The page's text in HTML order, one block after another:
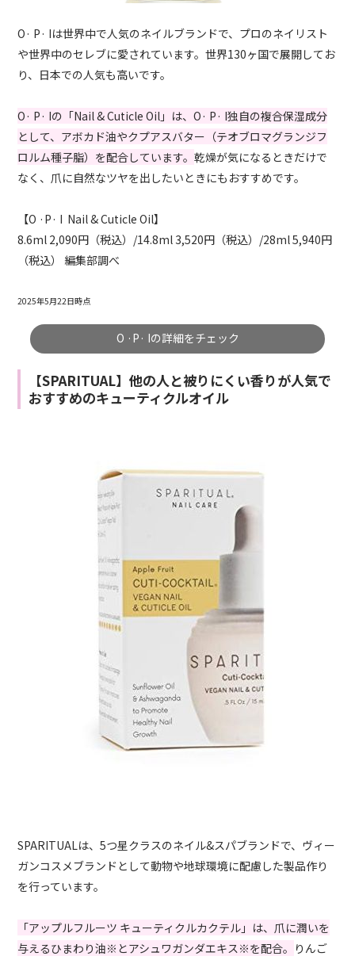
O· P· Iは世界中で人気のネイルブランドで、プロのネイリスト
や世界中のセレブに愛されています。世界130ヶ国で展開してお
り、日本での人気も高いです。
O· P· Iの「Nail & Cuticle Oil」は、O· P· I独自の複合保湿成分
として、アボカド油やクプアスバター（テオブロマグランジフ
ロルム種子脂）を配合しています。乾燥が気になるときだけで
なく、爪に自然なツヤを出したいときにもおすすめです。
【O ·P· I Nail & Cuticle Oil】
8.6ml 2,090円（税込）/14.8ml 3,520円（税込）/28ml 5,940円
（税込） 編集部調べ
2025年5月22日時点
O ·P· Iの詳細をチェック
【SPARITUAL】他の人と被りにくい香りが人気で
おすすめのキューティクルオイル
SPARITUALは、5つ星クラスのネイル&スパブランドで、ヴィー
ガンコスメブランドとして動物や地球環境に配慮した製品作り
を行っています。
「アップルフルーツ キューティクルカクテル」は、爪に潤いを
与えるひまわり油※とアシュワガンダエキス※を配合。 りんご